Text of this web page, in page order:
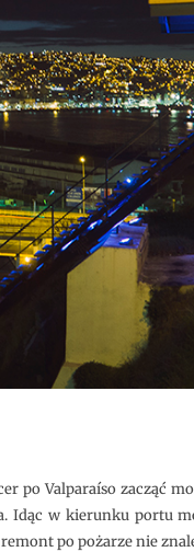
po Valparaíso zacząć
Idąc w kierunku portu
po pożarze nie